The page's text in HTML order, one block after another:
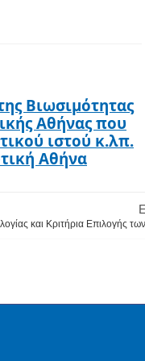
Βιωσιμότητας
Αθήνας που
ιστού κ.λπ.
Αθήνα
και Κριτήρια Επιλογής